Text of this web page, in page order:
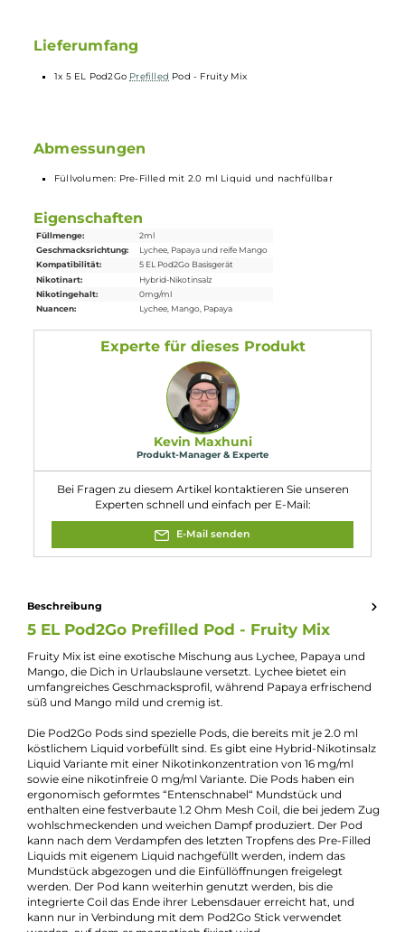
Beschreibung
5 EL Pod2Go Prefilled Pod - Fruity Mix
Integrierte 1.2 Ohm Mesh Coil
nikotinfreiem (0 mg/ml) Liquid
Ergonomisches “Entenschnabel“ Mundstück
Verschiedene Geschmacksrichtungen
Lieferumfang
1x 5 EL Pod2GoPrefilled
Füllvolumen: Pre-Filled mit 2.0 ml Liquid und nachfüllbar
Eigenschaften
Füllmenge: 2ml
Geschmacksrichtung:
Lychee, Papaya und reife Mango
Kompatibilität:
5 EL Pod2Go Basisgerät
Nikotinart:
Hybrid-Nikotinsalz
0mg/ml
Nuancen: Lychee, Mango, Papaya
Kevin Maxhuni
Bei Fragen zu diesem Artikel kontaktieren Sie unseren
Experten schnell und einfach per E-Mail:
E-Mail senden